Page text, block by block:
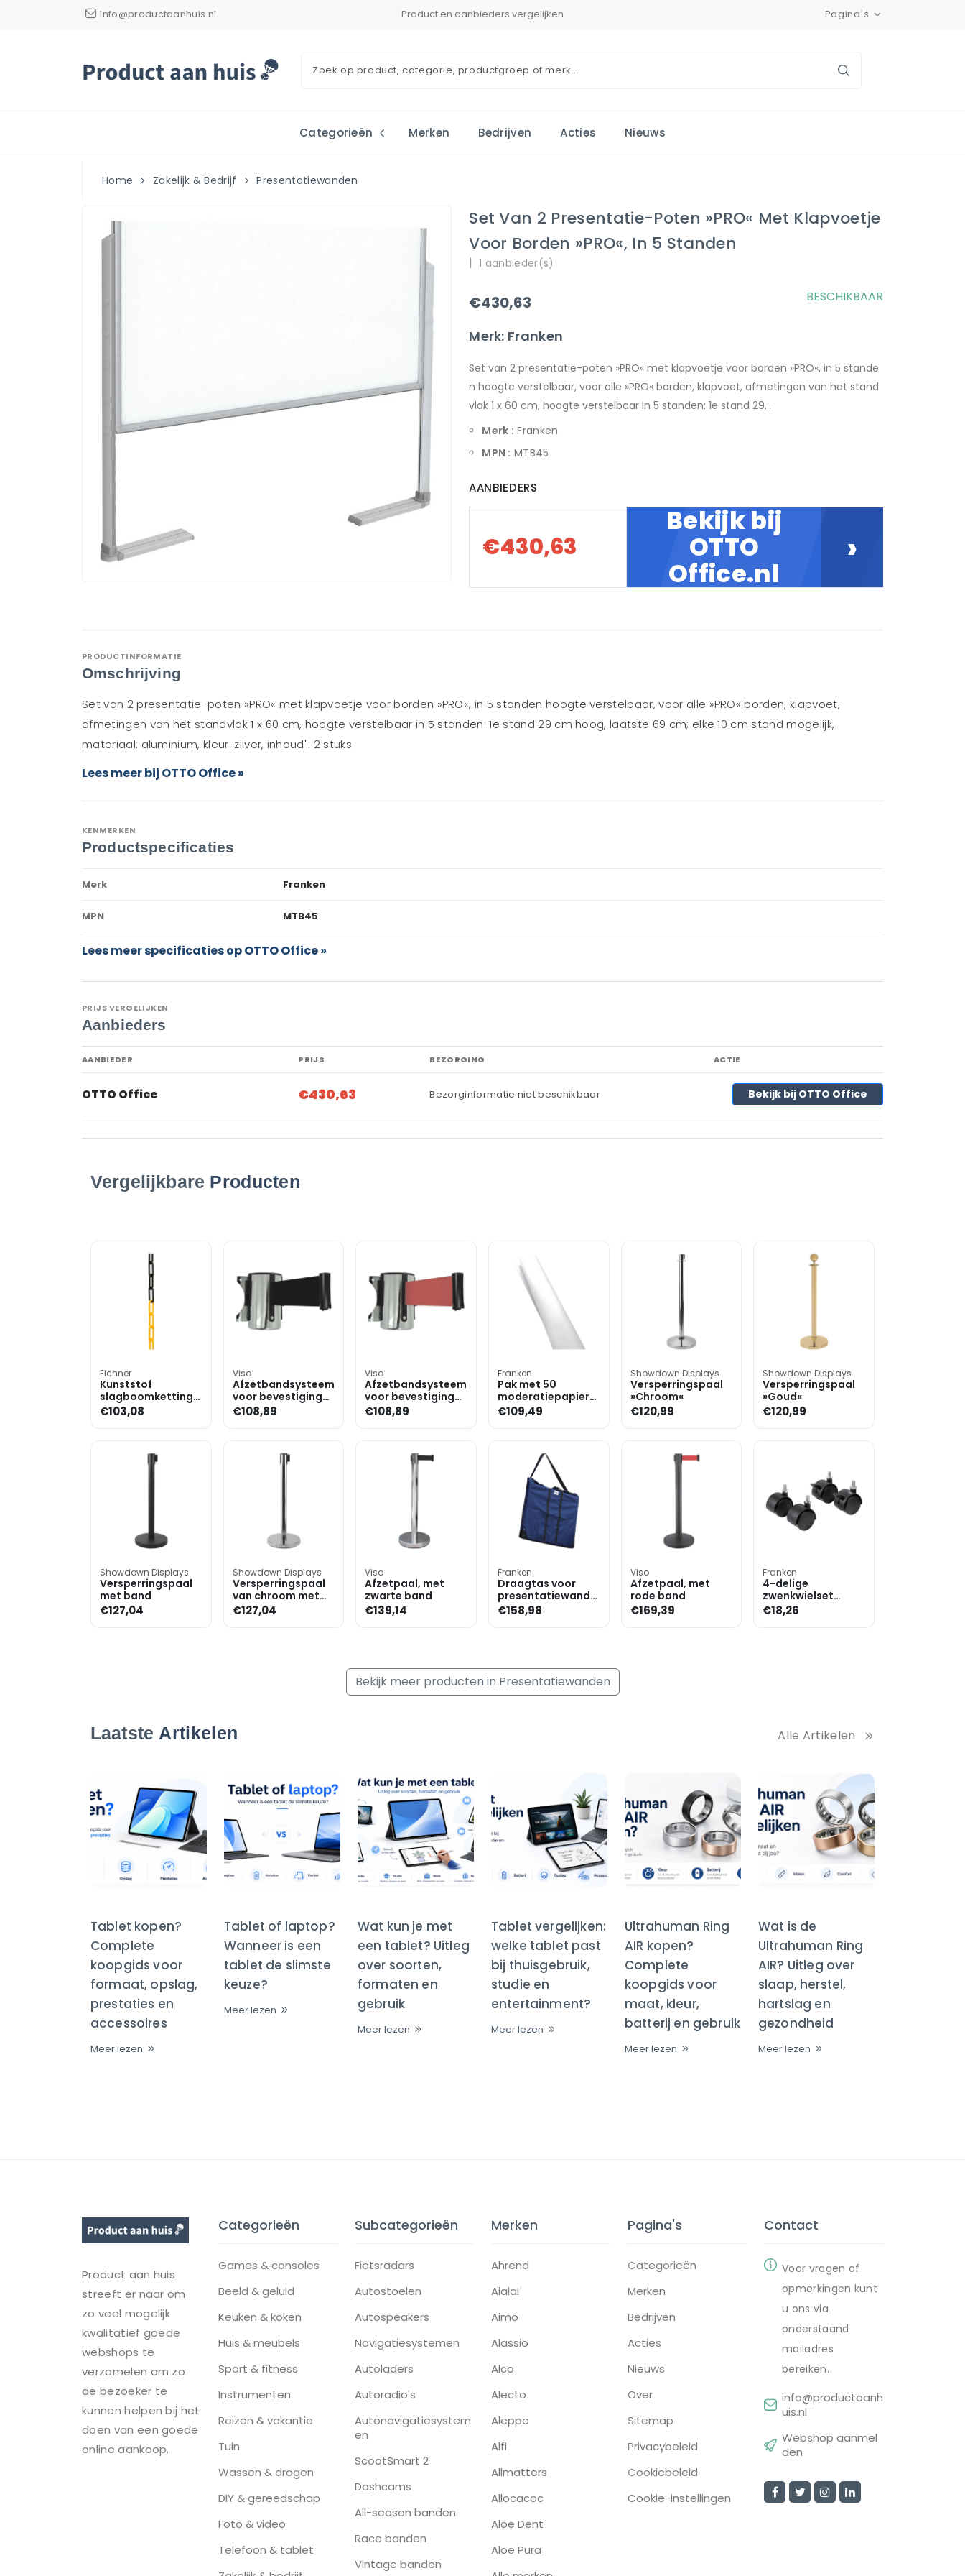
Info@productaanhuis.nl Product en aanbieders vergelijken Pagina's
Categorieën Merken Bedrijven Acties Nieuws
Home Zakelijk & Bedrijf Presentatiewanden
Set Van 2 Presentatie-Poten »PRO« Met Klapvoetje
Voor Borden »PRO«, In 5 Standen
|1 aanbieder(s)
€430,63
Merk: Franken
BESCHIKBAAR
Set van 2 presentatie-poten »PRO« met klapvoetje voor borden »PRO«, in 5 stande
n hoogte verstelbaar, voor alle »PRO« borden, klapvoet, afmetingen van het stand
vlak 1 x 60 cm, hoogte verstelbaar in 5 standen: 1e stand 29...
Merk : Franken
MPN : MTB45
AANBIEDERS
€430,63
Bekijk bij
OTTO
Office.nl
›
PRODUCTINFORMATIE
Omschrijving
Set van 2 presentatie-poten »PRO« met klapvoetje voor borden »PRO«, in 5 standen hoogte verstelbaar, voor alle »PRO« borden, klapvoet,
afmetingen van het standvlak 1 x 60 cm, hoogte verstelbaar in 5 standen: 1e stand 29 cm hoog, laatste 69 cm; elke 10 cm stand mogelijk,
materiaal: aluminium, kleur: zilver, inhoud": 2 stuks
Lees meer bij OTTO Office »
KENMERKEN
Productspecificaties
Merk Franken
MPN MTB45
Lees meer specificaties op OTTO Office »
PRIJS VERGELIJKEN
Aanbieders
AANBIEDER PRIJS BEZORGING ACTIE
OTTO Office €430,63 Bezorginformatie niet beschikbaar Bekijk bij OTTO Office
Vergelijkbare Producten
Eichner
Kunststof
slagboomketting
25 m
€103,08
Viso
Afzetbandsysteem
voor bevestiging
aan de wand,
zwart
€108,89
Viso
Afzetbandsysteem
voor bevestiging
aan de wand, rood
€108,89
Franken
Pak met 50
moderatiepapieren
140 x 110 cm
€109,49
Showdown Displays
Versperringspaal
»Chroom«
€120,99
Showdown Displays
Versperringspaal
»Goud«
€120,99
Showdown Displays
Versperringspaal
met band
€127,04
Showdown Displays
Versperringspaal
van chroom met
band
€127,04
Viso
Afzetpaal, met
zwarte band
€139,14
Franken
Draagtas voor
presentatiewanden
»UMT«
€158,98
Viso
Afzetpaal, met
rode band
€169,39
Franken
4-delige
zwenkwielset
»ECO-UMRO« voor
presentatieborden
€18,26
Bekijk meer producten in Presentatiewanden
Laatste Artikelen Alle Artikelen
Tablet kopen?
Complete
koopgids voor
formaat, opslag,
prestaties en
accessoires
Meer lezen
Tablet of laptop?
Wanneer is een
tablet de slimste
keuze?
Meer lezen
Wat kun je met
een tablet? Uitleg
over soorten,
formaten en
gebruik
Meer lezen
Tablet vergelijken:
welke tablet past
bij thuisgebruik,
studie en
entertainment?
Meer lezen
Ultrahuman Ring
AIR kopen?
Complete
koopgids voor
maat, kleur,
batterij en gebruik
Meer lezen
Wat is de
Ultrahuman Ring
AIR? Uitleg over
slaap, herstel,
hartslag en
gezondheid
Meer lezen
Product aan huis
streeft er naar om
zo veel mogelijk
kwalitatief goede
webshops te
verzamelen om zo
de bezoeker te
kunnen helpen bij het
doen van een goede
online aankoop.
Categorieën
Games & consoles
Beeld & geluid
Keuken & koken
Huis & meubels
Sport & fitness
Instrumenten
Reizen & vakantie
Tuin
Wassen & drogen
DIY & gereedschap
Foto & video
Telefoon & tablet
Subcategorieën
Fietsradars
Autostoelen
Autospeakers
Navigatiesystemen
Autoladers
Autoradio's
Autonavigatiesystem
en
ScootSmart 2
Dashcams
All-season banden
Race banden
Vintage banden
Merken
Ahrend
Aiaiai
Aimo
Alassio
Alco
Alecto
Aleppo
Alfi
Allmatters
Allocacoc
Aloe Dent
Aloe Pura
Pagina's
Categorieën
Merken
Bedrijven
Acties
Nieuws
Over
Sitemap
Privacybeleid
Cookiebeleid
Cookie-instellingen
Contact
Voor vragen of
opmerkingen kunt
u ons via
onderstaand
mailadres
bereiken.
info@productaanh
uis.nl
Webshop aanmel
den